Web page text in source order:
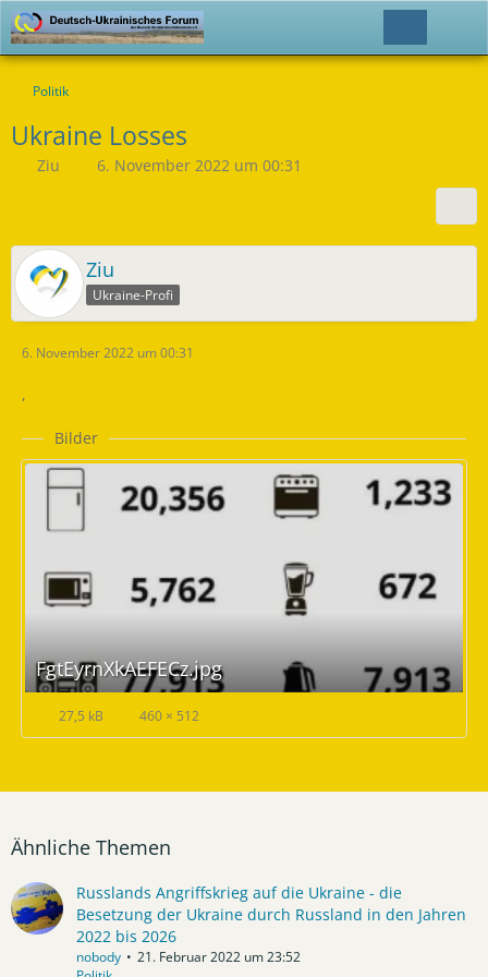
Politik
Ukraine Losses
Ziu 6. November 2022 um 00:31
Ziu
Ukraine-Profi
6. November 2022 um 00:31
,
Bilder
FgtEyrnXkAEFECz.jpg
27,5 kB 460 × 512
Ähnliche Themen
Russlands Angriffskrieg auf die Ukraine - die
Besetzung der Ukraine durch Russland in den Jahren
2022 bis 2026
nobody
21. Februar 2022 um 23:52